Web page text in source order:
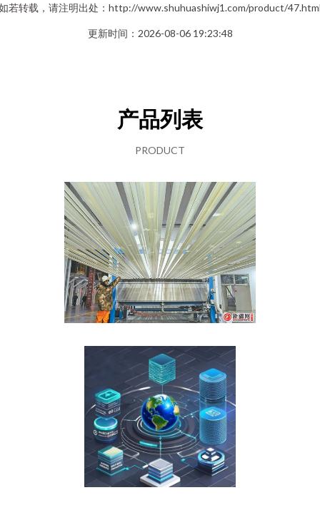
若转载，请注明出处：http://www.shuhuashiwj1.com/product/
更新时间：2026-08-06 19:23:48
产品列表
PRODUCT